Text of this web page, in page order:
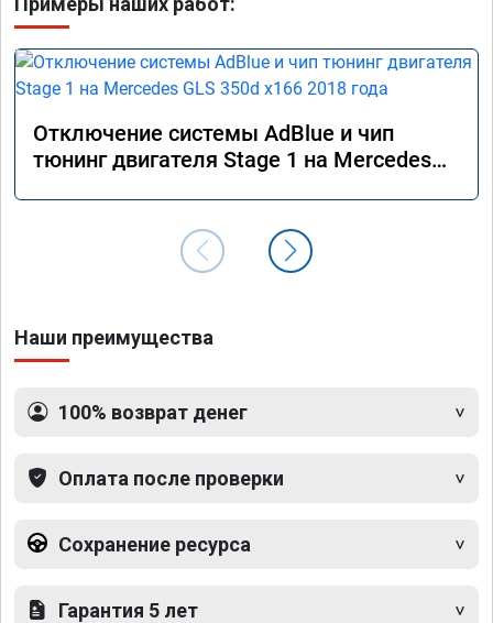
Отключение системы AdBlue и чип
тюнинг двигателя Stage 1 на Mercedes
Наши преимущества
100% возврат денег
Оплата после проверки
Сохранение ресурса
Гарантия 5 лет